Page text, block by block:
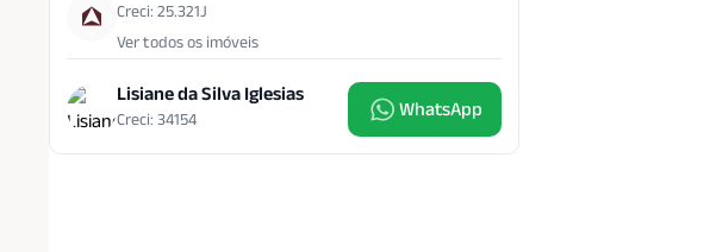
Creci: 25.321J
Ver todos os imóveis
Lisiane da Silva Iglesias
Creci: 34154 WhatsApp